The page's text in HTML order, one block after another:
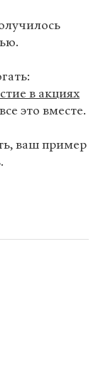
в акциях
это вместе.
ваш пример